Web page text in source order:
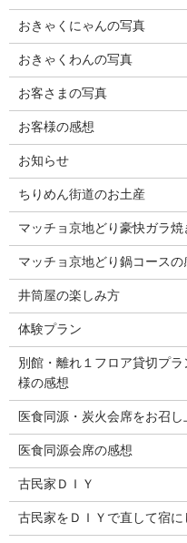
おきゃくにゃんの写真
おきゃくわんの写真
お客さまの写真
お客様の感想
お知らせ
ちりめん街道のお土産
マッチョ京地どり豪快ガラ焼
マッチョ京地どり鍋コースの
井筒屋の楽しみ方
体験プラン
別館・離れ１フロア貸切プ
様の感想
医食同源・炭火会席をお召
医食同源会席の感想
古民家ＤＩＹ
古民家をＤＩＹで直して宿に